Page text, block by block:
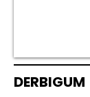
DERBIGUM